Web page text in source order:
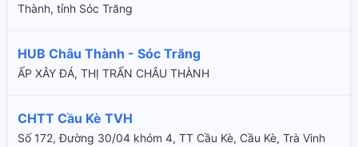
Thành, tỉnh Sóc Trăng
HUB Châu Thành - Sóc Trăng
ẤP XÂY ĐÁ, THỊ TRẤN CHÂU THÀNH
CHTT Cầu Kè TVH
Số 172, Đường 30/04 khóm 4, TT Cầu Kè, Cầu Kè, Trà Vinh